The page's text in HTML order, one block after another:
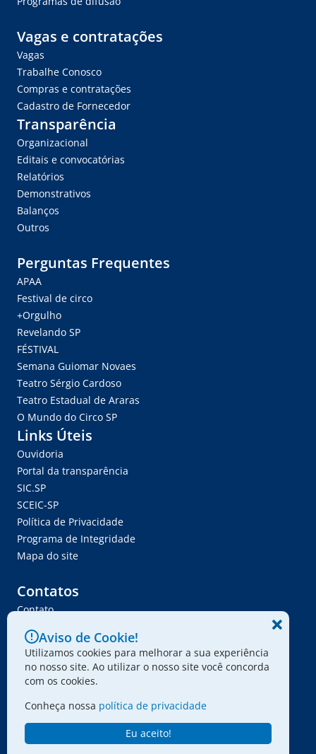
Vagas e contratações
Vagas
Trabalhe Conosco
Compras e contratações
Cadastro de Fornecedor
Transparência
Organizacional
Editais e convocatórias
Relatórios
Demonstrativos
Balanços
Outros
Perguntas Frequentes
APAA
Festival de circo
+Orgulho
Revelando SP
FÉSTIVAL
Semana Guiomar Novaes
Teatro Sérgio Cardoso
Teatro Estadual de Araras
O Mundo do Circo SP
Links Úteis
Ouvidoria
Portal da transparência
SIC.SP
SCEIC-SP
Política de Privacidade
Programa de Integridade
Mapa do site
Contatos
Contato
Trabalhe Conosco
Ser Fornecedor
Envie seu projeto
© 2024 - Associação Paulista dos Amigos da Arte
Aviso de Cookie!
Utilizamos cookies para melhorar a sua experiência
no nosso site. Ao utilizar o nosso site você concorda
com os cookies.
Conheça nossa política de privacidade
Eu aceito!